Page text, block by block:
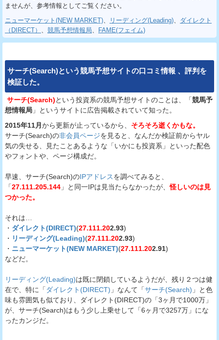
ませんが、参考情報としてご覧ください。
ニューマーケット(NEW MARKET)
リーディング(Leading)
ダイレクト
（DIRECT）
競馬予想情報局 FAME(フェイム)
サーチ(Search)という競馬予想サイトの口コミ情報 、 評判 を
検証した。
サーチ(Search)という投資系の競馬予想サイトのことは、「競馬予
想情報局 」というサイトに広告掲載されていて知った。
2015年11月 から更新が止っているから、 そろそろ逝くかもな。
サーチ(Search)の非会員ページを見ると、なんだか検証前からヤル
気の失せる、見たことあるような「いかにも投資系」といった配色
やフォントや、ページ構成だ。
早速、サーチ(Search)のIPアドレスを調べてみると、
「27.111.205.144 」と同一IPは見当たらなかったが、怪しいのは見
つかった。
それは…
・ ダイレクト(DIRECT)(27.111.202.93)
・ リーディング(Leading)(27.111.202.93)
・ ニューマーケット(NEW MARKET)(27.111.202.91)
などだ。
リーディング(Leading)は既に閉鎖しているようだが、残り２つは健
在で、特に「 ダイレクト(DIRECT) 」なんて「サーチ(Search) 」と色
味も雰囲気も似ており、ダイレクト(DIRECT)の「3ヶ月で1000万」
が、サーチ(Search)はもう少し上乗せして「6ヶ月で3257万」にな
ったカンジだ。